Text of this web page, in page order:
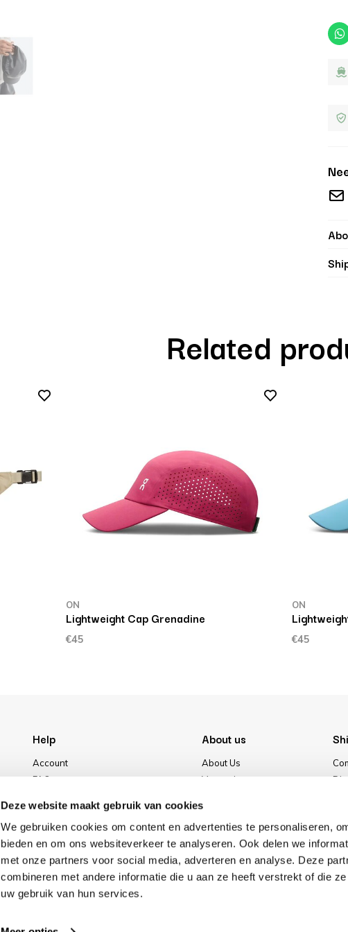
Deze website maakt gebruik van cookies
We gebruiken cookies om content en advertenties te personaliseren,
bieden en om ons websiteverkeer te analyseren. Ook delen we
met onze partners voor social media, adverteren en analyse. Deze
combineren met andere informatie die u aan ze heeft verstrekt of die
uw gebruik van hun services.
Related
ON
Lightweight Cap Grenadine
€45
ON
€45
Help
Account
FAQ
Payment Methods
Shipping
Discount
About us
About Us
Vacancies
Our store